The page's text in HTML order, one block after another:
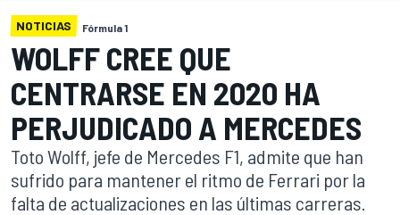
NOTICIAS Fórmula 1
WOLFF CREE QUE
CENTRARSE EN 2020 HA
PERJUDICADO A MERCEDES
Toto Wolff, jefe de Mercedes F1, admite que han
sufrido para mantener el ritmo de Ferrari por la
falta de actualizaciones en las últimas carreras.